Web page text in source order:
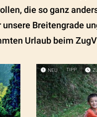
die so ganz
Breitengrade
Urlaub beim
NEU TIPP